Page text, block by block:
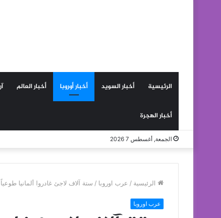
الرئيسية أخبار السويد أخبار أوروبا أخبار العالم
أخبار الهجرة
الجمعة, أغسطس 7 2026
الرئيسية / عرب اوروبا / ستة آلاف لاجئ غادروا ألمانيا
عرب اوروبا